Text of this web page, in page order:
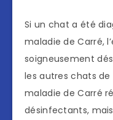
Si un chat a été
maladie de Carré,
soigneusement
les autres chats de
maladie de Carré
désinfectants,